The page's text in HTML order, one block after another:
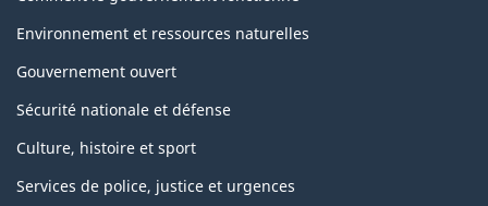
Environnement et ressources naturelles
Gouvernement ouvert
Sécurité nationale et défense
Culture, histoire et sport
Services de police, justice et urgences